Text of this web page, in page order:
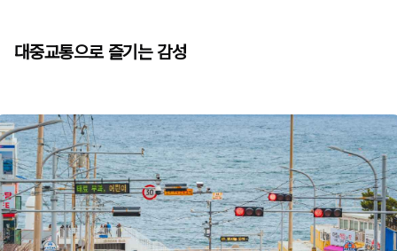
대중교통으로 즐기는 감성